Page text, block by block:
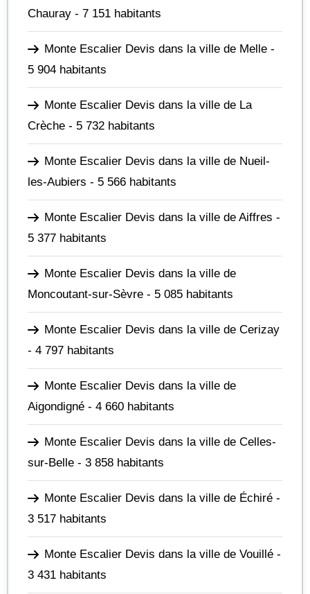
Chauray - 7 151 habitants
Monte Escalier Devis dans la ville de Melle -
5 904 habitants
Monte Escalier Devis dans la ville de La
Crèche - 5 732 habitants
Monte Escalier Devis dans la ville de Nueil-
les-Aubiers - 5 566 habitants
Monte Escalier Devis dans la ville de Aiffres -
5 377 habitants
Monte Escalier Devis dans la ville de
Moncoutant-sur-Sèvre - 5 085 habitants
Monte Escalier Devis dans la ville de Cerizay
- 4 797 habitants
Monte Escalier Devis dans la ville de
Aigondigné - 4 660 habitants
Monte Escalier Devis dans la ville de Celles-
sur-Belle - 3 858 habitants
Monte Escalier Devis dans la ville de Échiré -
3 517 habitants
Monte Escalier Devis dans la ville de Vouillé -
3 431 habitants